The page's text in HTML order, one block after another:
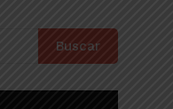
Buscar